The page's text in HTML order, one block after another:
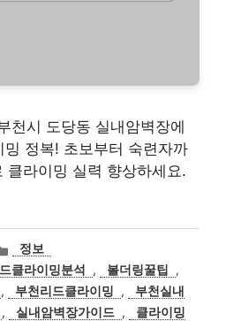
시 도당동 실내암벽장에
정복! 초보부터 숙련자까
클라이밍 실력 향상하세요.
카
테
고
리
정보
클라이밍분석 , 볼더링꿀팁
,
, 부천리드클라이밍 ,
부천실내
, 실내암벽장가이드 ,
클라이밍